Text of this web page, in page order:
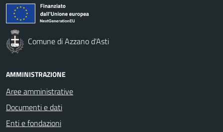
Comune di Azzano d'Asti
AMMINISTRAZIONE
Aree amministrative
Documenti e dati
Enti e fondazioni